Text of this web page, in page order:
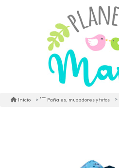
Inicio Pañales, mudadores y tutos